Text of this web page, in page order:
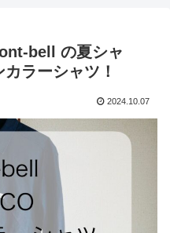
bell の夏シャ
ラーシャツ！
2024.10.07